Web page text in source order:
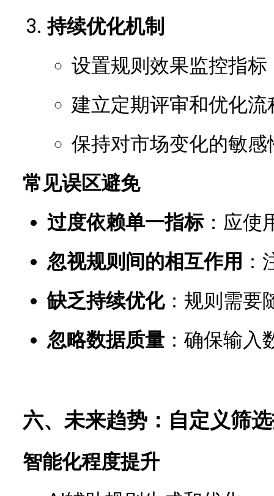
持续优化机制
设置规则效果监控指标
建立定期评审和优化流
保持对市场变化的敏感
常见误区避免
过度依赖单一指标：应使
忽视规则间的相互作用
缺乏持续优化：规则需要
忽略数据质量 ：确保输
六、未来趋势：自定义筛
智能化程度提升